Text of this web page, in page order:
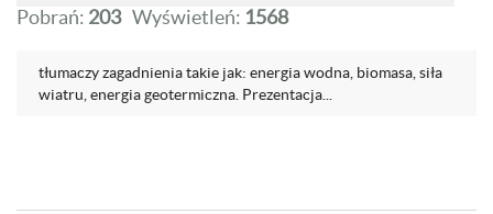
Pobrań: 203 Wyświetleń: 1568
tłumaczy zagadnienia takie jak: energia wodna, biomasa, siła
wiatru, energia geotermiczna. Prezentacja...